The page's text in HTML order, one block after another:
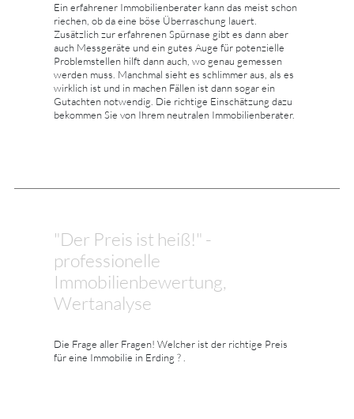
Ein erfahrener Immobilienberater kann das meist schon
riechen, ob da eine böse Überraschung lauert.
Zusätzlich zur erfahrenen Spürnase gibt es dann aber
auch Messgeräte und ein gutes Auge für potenzielle
Problemstellen hilft dann auch, wo genau gemessen
werden muss. Manchmal sieht es schlimmer aus, als es
wirklich ist und in machen Fällen ist dann sogar ein
Gutachten notwendig. Die richtige Einschätzung dazu
bekommen Sie von Ihrem neutralen Immobilienberater.
"Der Preis ist heiß!" -
professionelle
Immobilienbewertung,
Wertanalyse
Die Frage aller Fragen! Welcher ist der richtige Preis
für eine Immobilie in Erding ? .